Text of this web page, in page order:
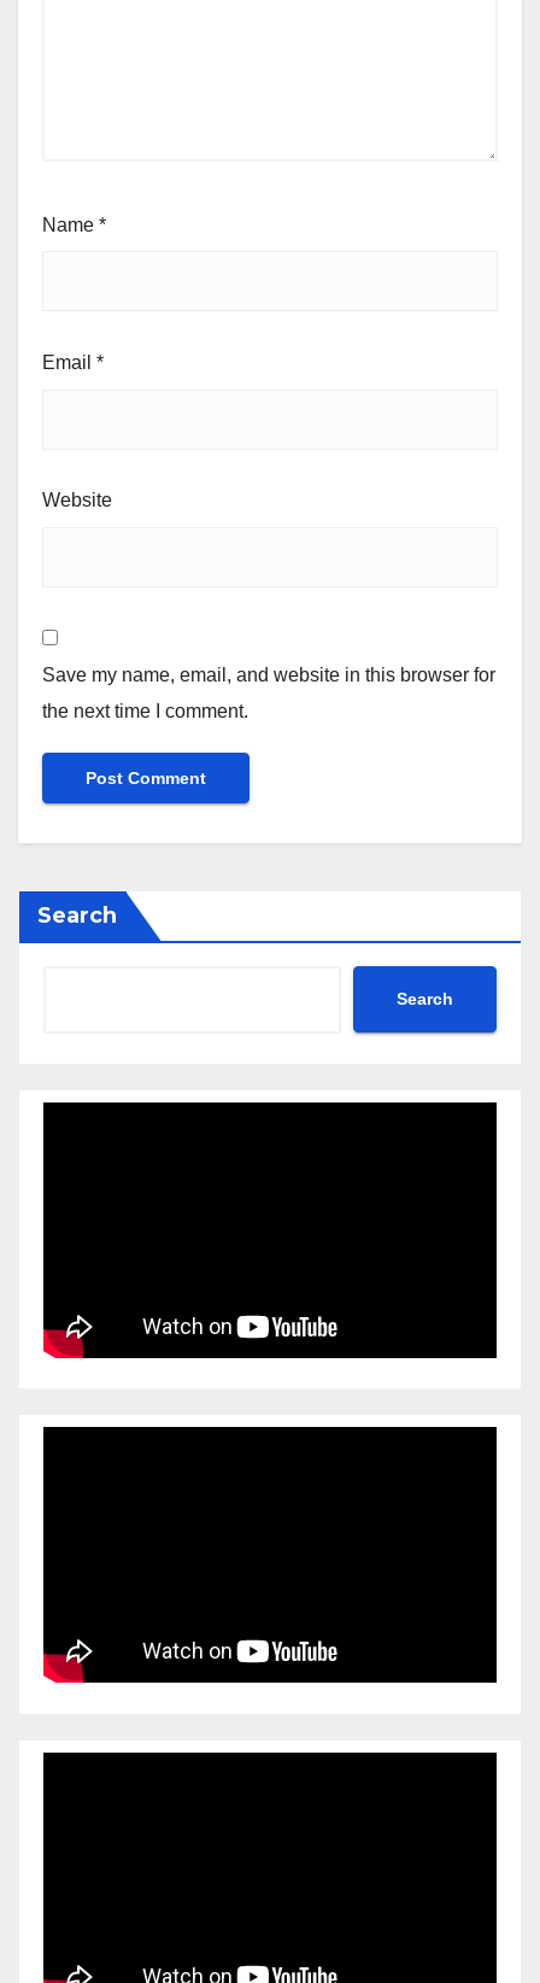
Name *
Email *
Website
Save my name, email, and website in this browser for
the next time I comment.
Search
Search